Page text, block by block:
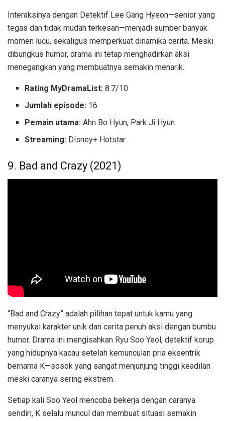
Interaksinya dengan Detektif Lee Gang Hyeon—senior yang
tegas dan tidak mudah terkesan—menjadi sumber banyak
momen lucu, sekaligus memperkuat dinamika cerita. Meski
dibungkus humor, drama ini tetap menghadirkan aksi
menegangkan yang membuatnya semakin menarik.
Rating MyDramaList: 8.7/10
Jumlah episode: 16
Pemain utama: Ahn Bo Hyun, Park Ji Hyun
Streaming: Disney+ Hotstar
9. Bad and Crazy (2021)
“Bad and Crazy” adalah pilihan tepat untuk kamu yang
menyukai karakter unik dan cerita penuh aksi dengan bumbu
humor. Drama ini mengisahkan Ryu Soo Yeol, detektif korup
yang hidupnya kacau setelah kemunculan pria eksentrik
bernama K—sosok yang sangat menjunjung tinggi keadilan
meski caranya sering ekstrem.
Setiap kali Soo Yeol mencoba bekerja dengan caranya
sendiri, K selalu muncul dan membuat situasi semakin